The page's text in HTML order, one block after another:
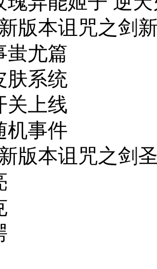
版本诅咒之剑
蚩尤篇
肤系统
关上线
机事件
版本诅咒之剑